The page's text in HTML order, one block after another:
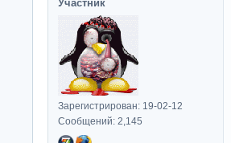
Участник
Зарегистрирован: 19-02-12
Сообщений: 2,145